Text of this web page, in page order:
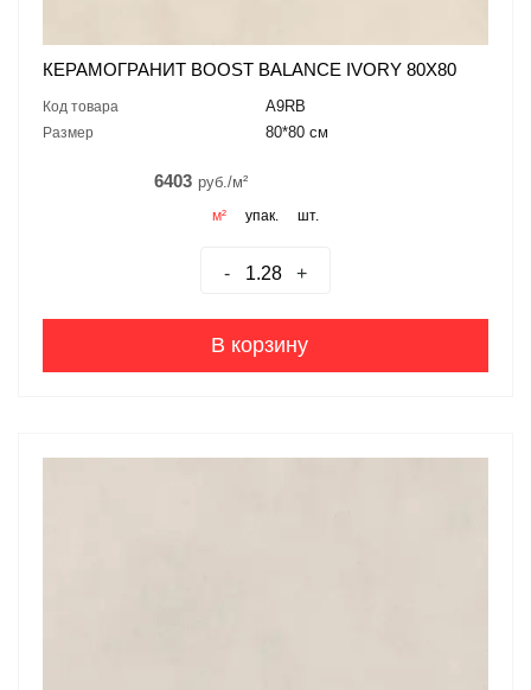
КЕРАМОГРАНИТ BOOST BALANCE IVORY 80X80
Код товара A9RB
Размер 80*80 см
6403 руб./м²
м² упак. шт.
- +
В корзину